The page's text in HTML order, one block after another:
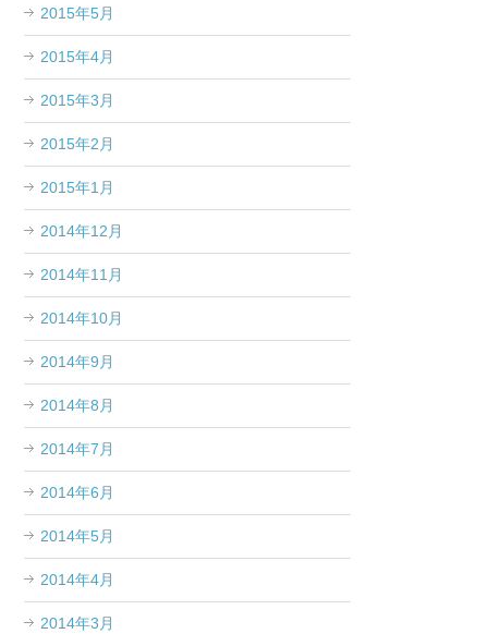
2015年5月
2015年4月
2015年3月
2015年2月
2015年1月
2014年12月
2014年11月
2014年10月
2014年9月
2014年8月
2014年7月
2014年6月
2014年5月
2014年4月
2014年3月